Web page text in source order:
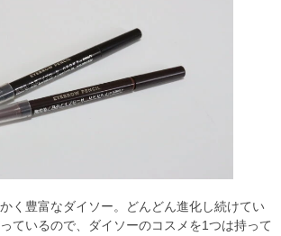
く豊富なダイソー。どんどん進化し続けてい
ているので、ダイソーのコスメを1つは持って